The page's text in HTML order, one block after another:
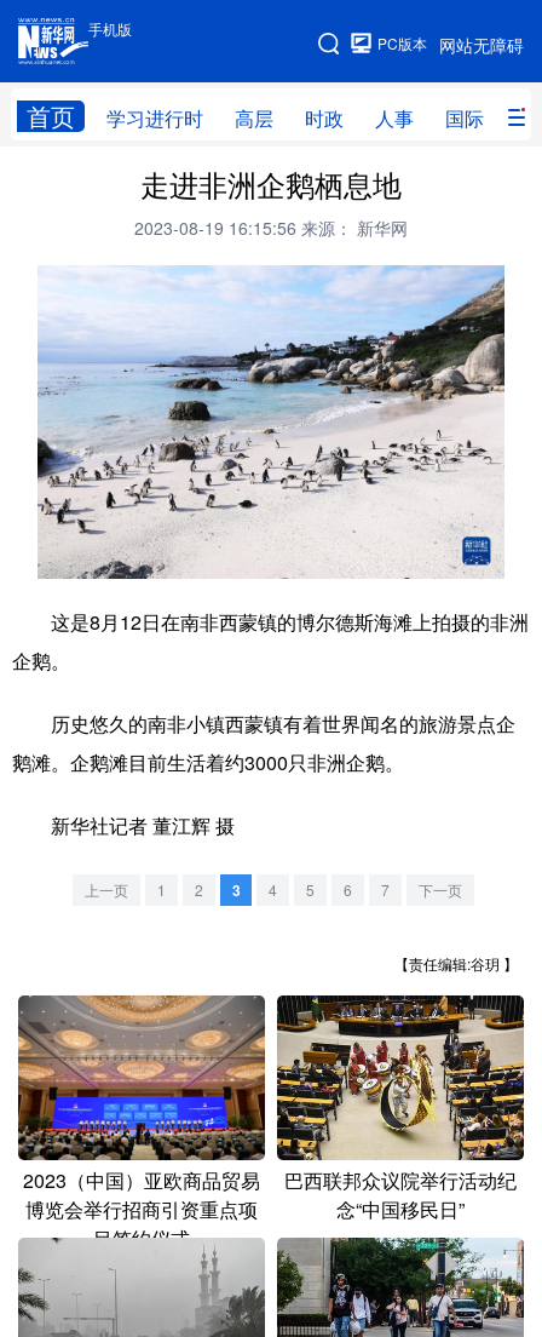
手机版
网站无障碍
PC版本
首页 学习进行时 高层 时政 人事 国际 财
手机版
网站地图
高层 时政
财经 网评
思客智库 全球连线 教育
科技 量子 体育
文化 书画 健康 军事
访谈 视频 图片 政务
法律 中央文件 金融 汽车
食品 人居 信息化 数字经济
城市 旅游 能源 会展
公益 一带一路 亚太网 上市公司
地方频道
辽宁 吉林 上海 江苏
浙江 安徽 福建 江西
山东 河南 湖北 湖南
广东 广西 海南 重庆
四川 贵州 云南 西藏
陕西 甘肃 青海 宁夏
新疆 内蒙古 黑龙江
走进非洲企鹅栖息地
2023-08-19 16:15:56 来源： 新华网
这是8月12日在南非西蒙镇的博尔德斯海滩上拍摄的非洲
企鹅。
历史悠久的南非小镇西蒙镇有着世界闻名的旅游景点企
鹅滩。企鹅滩目前生活着约3000只非洲企鹅。
新华社记者 董江辉 摄
上一页 1 2 3 4 5 6 7 下一页
【责任编辑:谷玥 】
2023（中国）亚欧商品贸易
博览会举行招商引资重点项
目签约仪式
巴西联邦众议院举行活动纪
念“中国移民日”